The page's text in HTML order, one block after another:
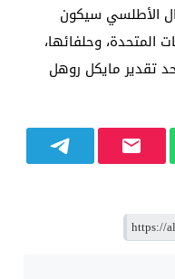
الأطلسي سيكون
المتحدة، وحلفائها،
تقدير مايكل روهل